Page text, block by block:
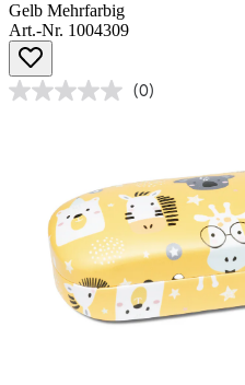
Gelb Mehrfarbig
Art.-Nr. 1004309
(0)